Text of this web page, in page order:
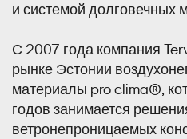
и системой долговечных
С 2007 года компания
рынке Эстонии
материалы pro clima®,
годов занимается
ветронепроницаемых